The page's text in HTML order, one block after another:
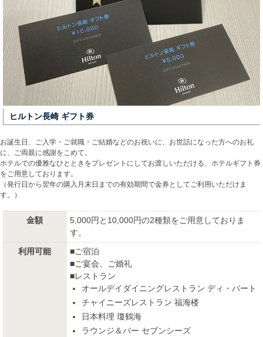
ヒルトン長崎 ギフト券
お誕生日、ご入学・ご就職・ご結婚などのお祝いに、お世話になった方へのお礼
に、ご両親に感謝をこめて。
ホテルでの優雅なひとときをプレゼントにしてお渡しいただける、ホテルギフト券
をご用意しております。
（発行日から翌年の購入月末日までの有効期間で金券としてご利用いただけま
す。）
金額
5,000円と10,000円の2種類をご用意しておりま
す。
利用可能
■ご宿泊
■ご宴会、ご婚礼
■レストラン
オールデイダイニングレストラン ディ・バート
チャイニーズレストラン 福海楼
日本料理 瓊鶴海
ラウンジ＆バー セブンシーズ